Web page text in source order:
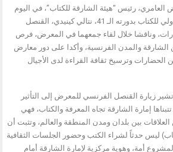
رئيس “هيئة الشارقة للكتاب”، في اليوم
الأول من معرض الشارقة الدولي للكتاب بدورته الـ 41، نتالي كينيدي، القنصل
وناقشا خلال لقاء جمعهما في المعرض، فرص
الشارقة والمدن الفرنسية، وأكدا على دور معارض
الحضارات وترسيخ ثقافة القراءة لدى الأجيال
زيارة القنصل الفرنسي للمعرض إلى التأثير
إمارة الشارقة تجاه المعرفة والكتاب، فهي
بين بلدان ومدن المنطقة والعالم، وتثبت أن
ليس حدثاً لشراء الكتب وحضور الجلسات الثقافية
أمة، وهوية مركزية لإمارة الشارقة أمام